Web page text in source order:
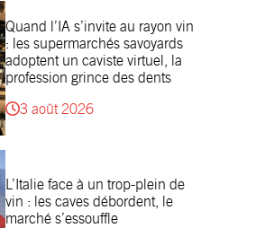
Quand l’IA s’invite au rayon vin
: les supermarchés savoyards
adoptent un caviste virtuel, la
profession grince des dents
3 août 2026
L’Italie face à un trop-plein de
vin : les caves débordent, le
marché s’essouffle